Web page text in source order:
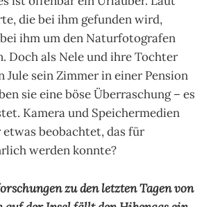
die bei ihm gefunden wird,
ihm um den Naturfotografen
Doch als Nele und ihre Tochter
Jule sein Zimmer in einer Pension
sie eine böse Überraschung – es
Kamera und Speichermedien
beobachtet, das für
werden konnte?
zu den letzten Tagen von